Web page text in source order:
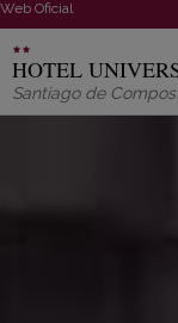
Web Oficial
HOTEL
Santiago de